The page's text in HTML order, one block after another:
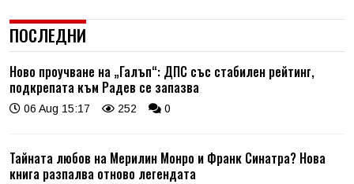
ПОСЛЕДНИ
Ново проучване на „Галъп“: ДПС със стабилен рейтинг,
подкрепата към Радев се запазва
06 Aug 15:17 252 0
Тайната любов на Мерилин Монро и Франк Синатра? Нова
книга разпалва отново легендата